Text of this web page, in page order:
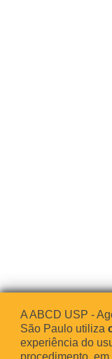
A ABCD USP -
São Paulo utiliza
experiência do
procedimento,